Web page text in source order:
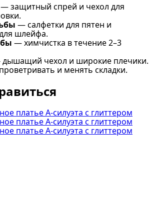
— защитный спрей и чехол для
— салфетки для пятен и
шлейфа.
— химчистка в течение 2–3
чехол и широкие плечики.
и менять складки.